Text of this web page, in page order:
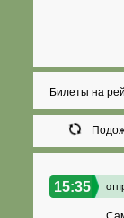
Билеты на
15:35